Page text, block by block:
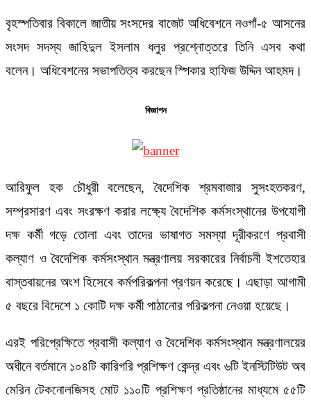
বৃহস্পতিবার বিকালে জাতীয় সংসদের বাজেট অধিবেশনে নওগাঁ-৫ আসনের
সংসদ সদস্য জাহিদুল ইসলাম ধলুর প্রশ্নোত্তরে তিনি এসব কথা
বলেন। অধিবেশনের সভাপতিত্ব করছেন স্পিকার হাফিজ উদ্দিন আহমদ।
বিজ্ঞাপন
আরিফুল হক চৌধুরী বলেছেন, বৈদেশিক শ্রমবাজার সুসংহতকরণ,
সম্প্রসারণ এবং সংরক্ষণ করার লক্ষ্যে বৈদেশিক কর্মসংস্থানের উপযোগী
দক্ষ কর্মী গড়ে তোলা এবং তাদের ভাষাগত সমস্যা দূরীকরণে প্রবাসী
কল্যাণ ও বৈদেশিক কর্মসংস্থান মন্ত্রণালয় সরকারের নির্বাচনী ইশতেহার
বাস্তবায়নের অংশ হিসেবে কর্মপরিকল্পনা প্রণয়ন করেছে। এছাড়া আগামী
৫ বছরে বিদেশে ১ কোটি দক্ষ কর্মী পাঠানোর পরিকল্পনা নেওয়া হয়েছে।
এরই পরিপ্রেক্ষিতে প্রবাসী কল্যাণ ও বৈদেশিক কর্মসংস্থান মন্ত্রণালয়ের
অধীনে বর্তমানে ১০৪টি কারিগরি প্রশিক্ষণ কেন্দ্র এবং ৬টি ইনস্টিটিউট অব
মেরিন টেকনোলজিসহ মোট ১১০টি প্রশিক্ষণ প্রতিষ্ঠানের মাধ্যমে ৫৫টি